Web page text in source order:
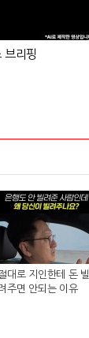
브리핑
대로 지인한테 돈 빌
주면 안되는 이유